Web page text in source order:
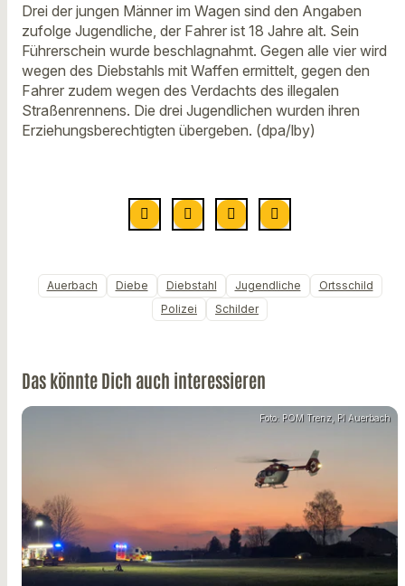
Drei der jungen Männer im Wagen sind den Angaben
zufolge Jugendliche, der Fahrer ist 18 Jahre alt. Sein
Führerschein wurde beschlagnahmt. Gegen alle vier wird
wegen des Diebstahls mit Waffen ermittelt, gegen den
Fahrer zudem wegen des Verdachts des illegalen
Straßenrennens. Die drei Jugendlichen wurden ihren
Erziehungsberechtigten übergeben. (dpa/lby)
Auerbach Diebe Diebstahl Jugendliche
Ortsschild
Polizei
Schilder
Das könnte Dich auch interessieren
Foto: POM Trenz, PI Auerbach